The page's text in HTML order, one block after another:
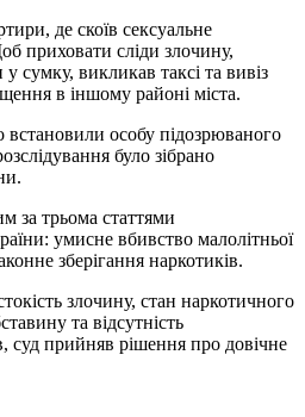
де скоїв сексуальне
приховати сліди злочину,
сумку, викликав таксі та вивіз
в іншому районі міста.
особу підозрюваного
було зібрано
за трьома статтями
умисне вбивство малолітньої
зберігання наркотиків.
злочину, стан наркотичного
та відсутність
суд прийняв рішення про довічне